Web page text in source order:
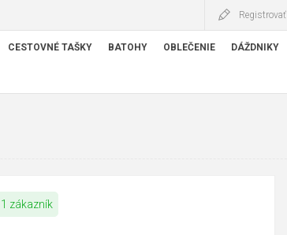
Registrovať
CESTOVNÉ TAŠKY BATOHY OBLEČENIE DÁŽDNIKY
zákazník